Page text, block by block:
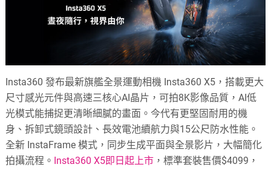
Insta360 發布最新旗艦全景運動相機 Insta360 X5，搭載更大
尺寸感光元件與高速三核心AI晶片，可拍8K影像品質，AI低
光模式能捕捉更清晰細膩的畫面。今代有更堅固耐用的機
身、拆卸式鏡頭設計、長效電池續航力與15公尺防水性能。
全新 InstaFrame 模式，同步生成平面與全景影片，大幅簡化
拍攝流程。 Insta360 X5即日起上市 ，標準套裝售價$4099，